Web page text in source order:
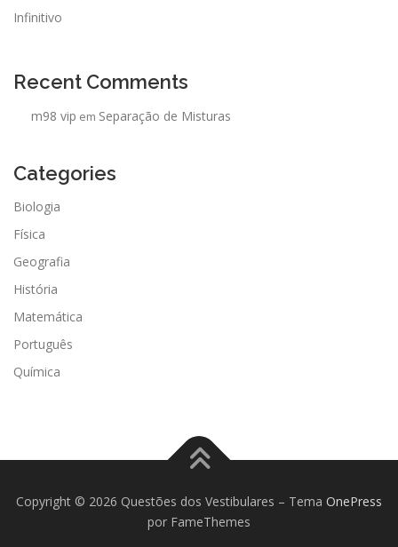
Infinitivo
Recent Comments
m98 vip em Separação de Misturas
Categories
Biologia
Física
Geografia
História
Matemática
Português
Química
Copyright © 2026 Questões dos Vestibulares – Tema OnePress
por FameThemes